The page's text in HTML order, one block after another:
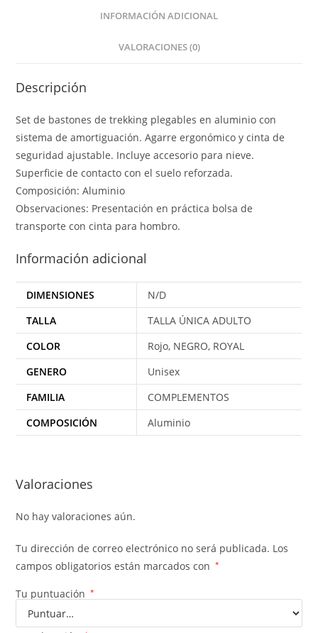
INFORMACIÓN ADICIONAL
VALORACIONES (0)
Descripción
Set de bastones de trekking plegables en aluminio con
sistema de amortiguación. Agarre ergonómico y cinta de
seguridad ajustable. Incluye accesorio para nieve.
Superficie de contacto con el suelo reforzada.
Composición: Aluminio
Observaciones: Presentación en práctica bolsa de
transporte con cinta para hombro.
Información adicional
DIMENSIONES
N/D
TALLA
TALLA ÚNICA ADULTO
COLOR
Rojo, NEGRO, ROYAL
GENERO
Unisex
FAMILIA
COMPLEMENTOS
COMPOSICIÓN
Aluminio
Valoraciones
No hay valoraciones aún.
Tu dirección de correo electrónico no será publicada. Los
campos obligatorios están marcados con
*
Tu puntuación *